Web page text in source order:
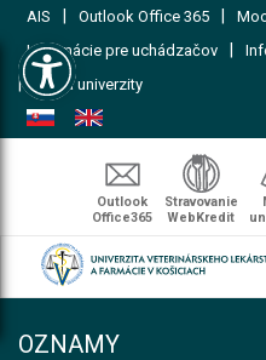
Open toolbar
AIS Outlook Office 365
Informácie pre uchádzačov
| Mapa univerzity
Outlook
Office365
Stravovanie
WebKredit
OZNAMY